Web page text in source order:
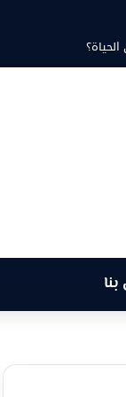
القوافي